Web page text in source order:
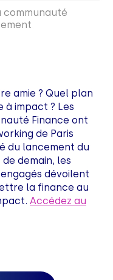
communauté
amie ? Quel plan
impact ? Les
Finance ont
de Paris
du lancement du
demain, les
dévoilent
la finance au
Accédez au